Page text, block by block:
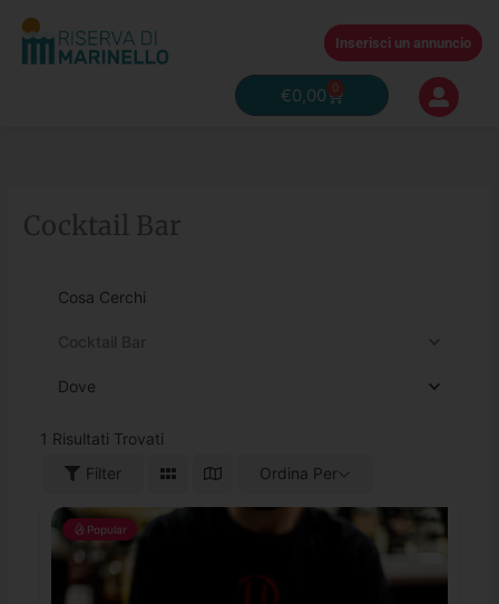
contenuto
Inserisci un annuncio
€0,00 0
Carrello
Cocktail Bar
Cosa Cerchi
Dove
1 Risultati Trovati
Filter
Ordina Per
Popular